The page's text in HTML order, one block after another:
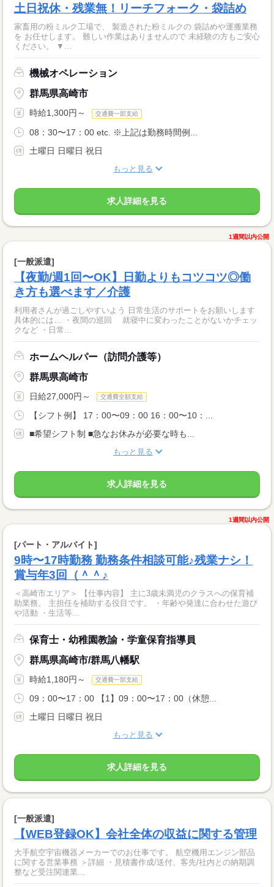
土日祝休・残業無！リーチフォーク・袋詰め
家畜用の粉ミルク工場で、 製造された粉ミルクの 袋詰めや運搬業務
を お任せします。 難しい作業はありませんので 未経験の方もご安心
ください。 ▼...
機械オペレーション
群馬県高崎市
時給1,300円～ 交通費一部支給
08：30〜17：00 etc. ※上記は勤務時間例...
土曜日 日曜日 祝日
もっと見る
求人詳細を見る
1週間以内公開
[一般派遣]
【夜勤/週1回〜OK】日勤よりもコツコツ◎働
き方も選べます／介護
利用者さんが過ごしやすいよう 日常生活のサポートをお願いします
具体的には… ・夜間の巡回 就寝中に変わったことがないかチェッ
クなど ・日常...
ホームヘルパー（訪問介護等）
群馬県高崎市
日給27,000円～ 交通費全額支給
【シフト例】 17：00〜09：00 16：00〜10：...
■希望シフト制 ■急なお休みが必要な時も...
もっと見る
求人詳細を見る
1週間以内公開
[パート・アルバイト]
9時〜17時勤務 勤務条件相談可能♪残業ナシ！
賞与年3回（＾＾♪
＜高崎市エリア＞ 【仕事内容】 主に3歳未満児のクラスへの保育補
助業務。 主担任を補助する役目です。 ・年齢や発達に合わせた遊び
や活動 ・生活等...
保育士・幼稚園教諭・学童保育指導員
群馬県高崎市/群馬八幡駅
時給1,180円～ 交通費一部支給
09：00〜17：00 【1】09：00〜17：00（休憩...
土曜日 日曜日 祝日
もっと見る
求人詳細を見る
[一般派遣]
【WEB登録OK】会社全体の収益に関する管理
大手航空宇宙機器メーカーでのお仕事です。 航空機用エンジン部品
に関する営業事務 ＞詳細 ・見積書作成/送付、客先/社内との納期調
整など受注関連業...